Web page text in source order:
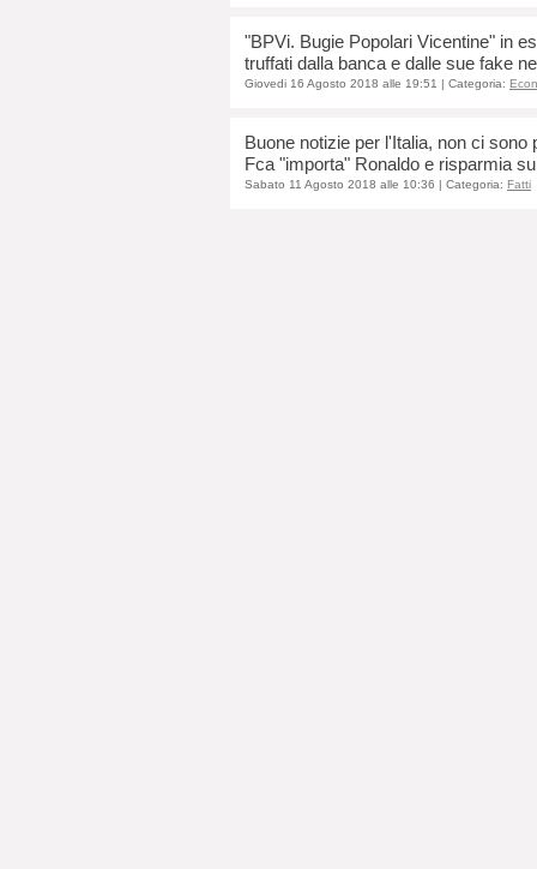
"BPVi. Bugie Popolari Vicentine" in
truffati dalla banca e dalle sue fake
Giovedi 16 Agosto 2018 alle 19:51 | Categoria:
Buone notizie per l'Italia, non ci
Fca "importa" Ronaldo e risparmia
Sabato 11 Agosto 2018 alle 10:36 | Categoria: Fatti